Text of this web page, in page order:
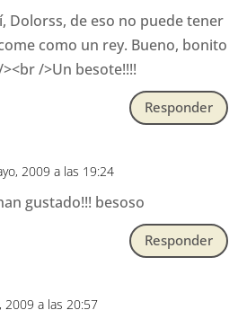
Dolorss, de eso no puede tener
como un rey. Bueno, bonito
/>Un besote!!!!
Responder
2009 a las 19:24
gustado!!! besoso
Responder
2009 a las 20:57